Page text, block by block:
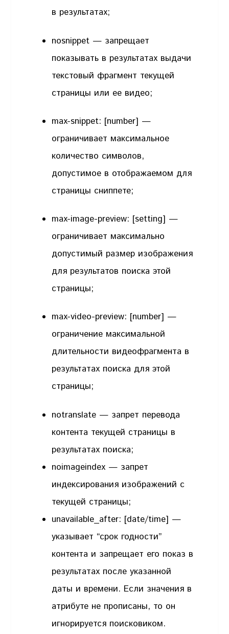
в результатах;
nosnippet — запрещает
показывать в результатах выдачи
текстовый фрагмент текущей
страницы или ее видео;
max-snippet: [number] —
ограничивает максимальное
количество символов,
допустимое в отображаемом для
страницы сниппете;
max-image-preview: [setting] —
ограничивает максимально
допустимый размер изображения
для результатов поиска этой
страницы;
max-video-preview: [number] —
ограничение максимальной
длительности видеофрагмента в
результатах поиска для этой
страницы;
notranslate — запрет перевода
контента текущей страницы в
результатах поиска;
noimageindex — запрет
индексирования изображений с
текущей страницы;
unavailable_after: [date/time] —
указывает “срок годности”
контента и запрещает его показ в
результатах после указанной
даты и времени. Если значения в
атрибуте не прописаны, то он
игнорируется поисковиком.